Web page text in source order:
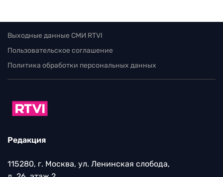
Выходные данные СМИ RTVI
Пользовательское соглашение
Политика обработки персональных данных
Редакция
115280, г. Москва, ул. Ленинская слобода,